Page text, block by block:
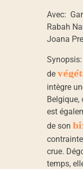
i
a
D
u
c
o
Avec:
Rabah
Joana
de
intègre
Belgique,
est
de son
crue.
temps,